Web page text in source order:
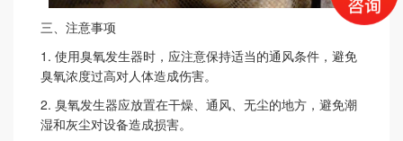
三、注意事项
1. 使用臭氧发生器时，应注意保持适当的通风条件，避免
臭氧浓度过高对人体造成伤害。
2. 臭氧发生器应放置在干燥、通风、无尘的地方，避免潮
湿和灰尘对设备造成损害。